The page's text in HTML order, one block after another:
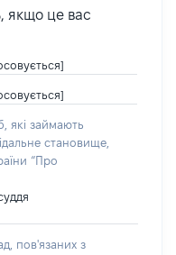
якщо це вас
які займають
становище,
“Про
пов'язаних з